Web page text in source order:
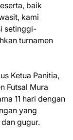
baik
kami
setinggi-
turnamen
Ketua Panitia,
Futsal Mura
11 hari dengan
yang
gugur.